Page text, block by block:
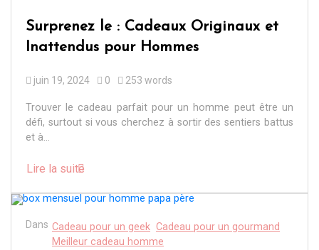
Surprenez le : Cadeaux Originaux et
Inattendus pour Hommes
juin 19, 2024 0 253 words
Trouver le cadeau parfait pour un homme peut être un
défi, surtout si vous cherchez à sortir des sentiers battus
et à...
Lire la suite
Dans Cadeau pour un geek Cadeau pour un gourmand
Meilleur cadeau homme